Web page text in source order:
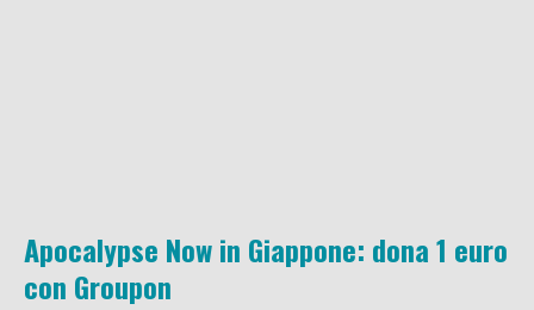
Apocalypse Now in Giappone: dona 1 euro
con Groupon